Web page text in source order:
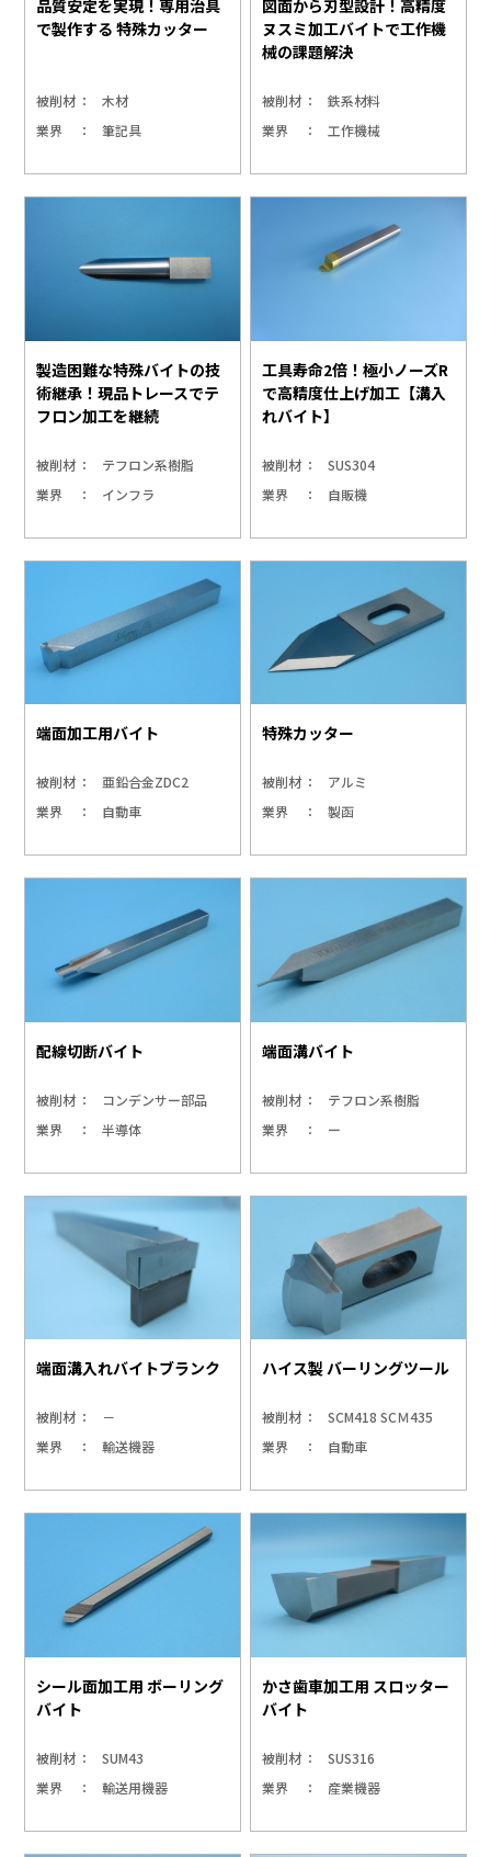
品質安定を実現！専用治具
で製作する 特殊カッター
被削材
木材
業界
筆記具
図面から刃型設計！高精度
ヌスミ加工バイトで工作機
械の課題解決
被削材
鉄系材料
業界
工作機械
製造困難な特殊バイトの技
術継承！現品トレースでテ
フロン加工を継続
被削材
テフロン系樹脂
業界
インフラ
工具寿命2倍！極小ノーズR
で高精度仕上げ加工【溝入
れバイト】
被削材
SUS304
業界
自販機
端面加工用バイト
被削材
亜鉛合金ZDC2
業界
自動車
特殊カッター
被削材
アルミ
業界
製函
配線切断バイト
被削材
コンデンサー部品
業界
半導体
端面溝バイト
被削材
テフロン系樹脂
業界
ー
端面溝入れバイトブランク
被削材
－
業界
輸送機器
ハイス製 バーリングツール
被削材
SCM418 SCＭ435
業界
自動車
シール面加工用 ボーリング
バイト
被削材
SUM43
業界
輸送用機器
かさ歯車加工用 スロッター
バイト
被削材
SUS316
業界
産業機器